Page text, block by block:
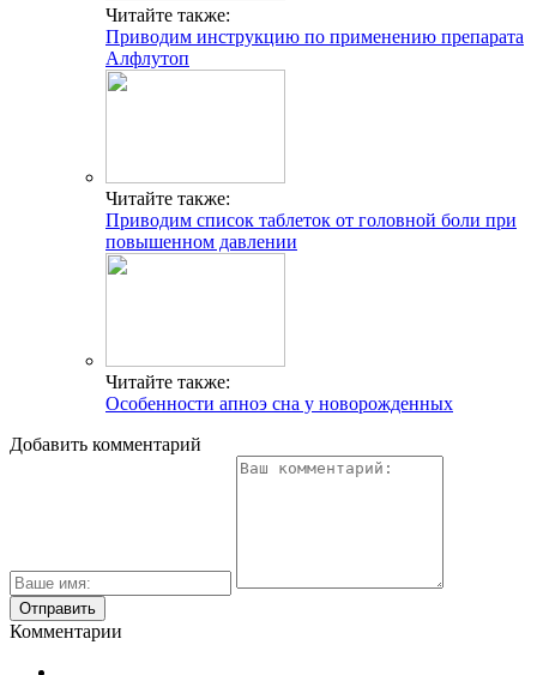
Читайте также:
Приводим инструкцию по применению препарата
Алфлутоп
Читайте также:
Приводим список таблеток от головной боли при
повышенном давлении
Читайте также:
Особенности апноэ сна у новорожденных
Добавить комментарий
Комментарии